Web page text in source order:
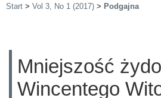
Start > Vol 3, No 1 (2017) > Podgajna
Mniejszość
Wincentego